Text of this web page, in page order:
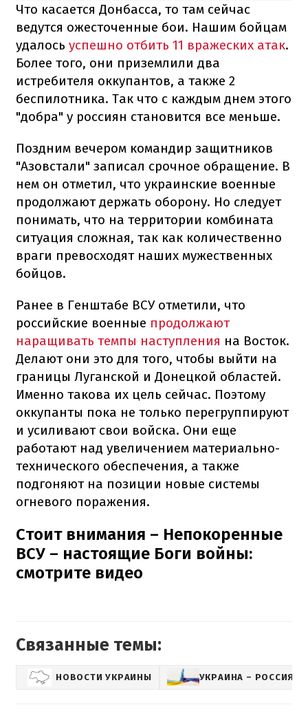
Что касается Донбасса, то там сейчас
ведутся ожесточенные бои. Нашим бойцам
удалось успешно отбить 11 вражеских атак.
Более того, они приземлили два
истребителя оккупантов, а также 2
беспилотника. Так что с каждым днем ​​этого
"добра" у россиян становится все меньше.
Поздним вечером командир защитников
"Азовстали" записал срочное обращение. В
нем он отметил, что украинские военные
продолжают держать оборону. Но следует
понимать, что на территории комбината
ситуация сложная, так как количественно
враги превосходят наших мужественных
бойцов.
Ранее в Генштабе ВСУ отметили, что
российские военные продолжают
наращивать темпы наступления на Восток.
Делают они это для того, чтобы выйти на
границы Луганской и Донецкой областей.
Именно такова их цель сейчас. Поэтому
оккупанты пока не только перегруппируют
и усиливают свои войска. Они еще
работают над увеличением материально-
технического обеспечения, а также
подгоняют на позиции новые системы
огневого поражения.
Стоит внимания – Непокоренные
ВСУ – настоящие Боги войны:
смотрите видео
Связанные темы:
НОВОСТИ УКРАИНЫ УКРАИНА – РОССИЯ